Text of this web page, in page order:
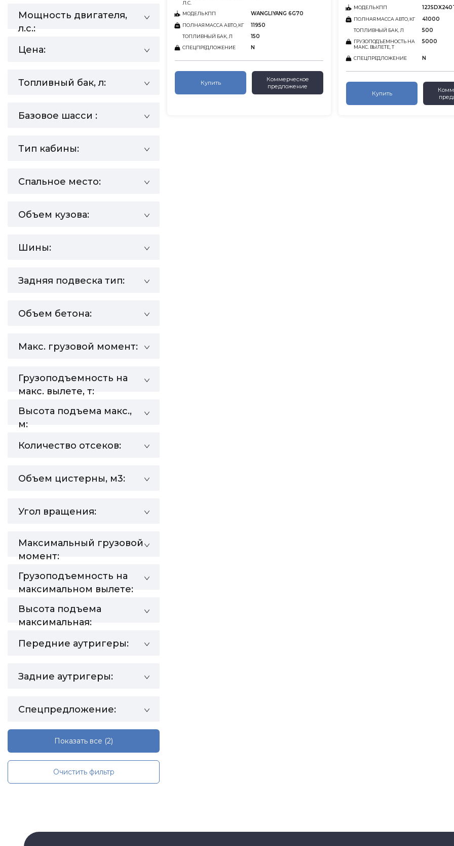
Мощность двигателя,
л.с.:
Цена:
Топливный бак, л:
Базовое шасси :
Тип кабины:
Спальное место:
Объем кузова:
Шины:
Задняя подвеска тип:
Объем бетона:
Макс. грузовой момент:
Грузоподъемность на
макс. вылете, т:
Высота подъема макс.,
м:
Количество отсеков:
Объем цистерны, м3:
Угол вращения:
Максимальный грузовой
момент:
Грузоподъемность на
максимальном вылете:
Высота подъема
максимальная:
Передние аутригеры:
Задние аутригеры:
Спецпредложение:
Показать все (2)
Очистить фильтр
Л.С.
МОДЕЛЬ КПП WANGLIYANG 6G70
ПОЛНАЯ МАССА АВТО, КГ 11950
ТОПЛИВНЫЙ БАК, Л 150
СПЕЦПРЕДЛОЖЕНИЕ N
Купить
Коммерческое
предложение
МОДЕЛЬ КПП
ПОЛНАЯ МАССА АВТО, КГ 41000
ТОПЛИВНЫЙ БАК, Л 500
ГРУЗОПОДЪЕМНОСТЬ НА
МАКС. ВЫЛЕТЕ, Т
5000
СПЕЦПРЕДЛОЖЕНИЕ N
Купить